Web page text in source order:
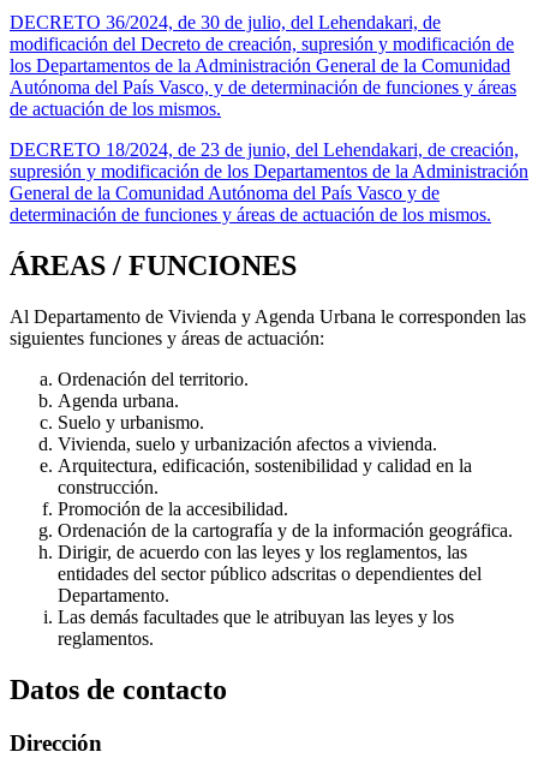
DECRETO 36/2024, de 30 de julio, del Lehendakari, de
modificación del Decreto de creación, supresión y modificación de
los Departamentos de la Administración General de la Comunidad
Autónoma del País Vasco, y de determinación de funciones y áreas
de actuación de los mismos.
DECRETO 18/2024, de 23 de junio, del Lehendakari, de creación,
supresión y modificación de los Departamentos de la Administración
General de la Comunidad Autónoma del País Vasco y de
determinación de funciones y áreas de actuación de los mismos.
ÁREAS / FUNCIONES
Al Departamento de Vivienda y Agenda Urbana le corresponden las
siguientes funciones y áreas de actuación:
Ordenación del territorio.
Agenda urbana.
Suelo y urbanismo.
Vivienda, suelo y urbanización afectos a vivienda.
Arquitectura, edificación, sostenibilidad y calidad en la
construcción.
Promoción de la accesibilidad.
Ordenación de la cartografía y de la información geográfica.
Dirigir, de acuerdo con las leyes y los reglamentos, las
entidades del sector público adscritas o dependientes del
Departamento.
Las demás facultades que le atribuyan las leyes y los
reglamentos.
Datos de contacto
Dirección